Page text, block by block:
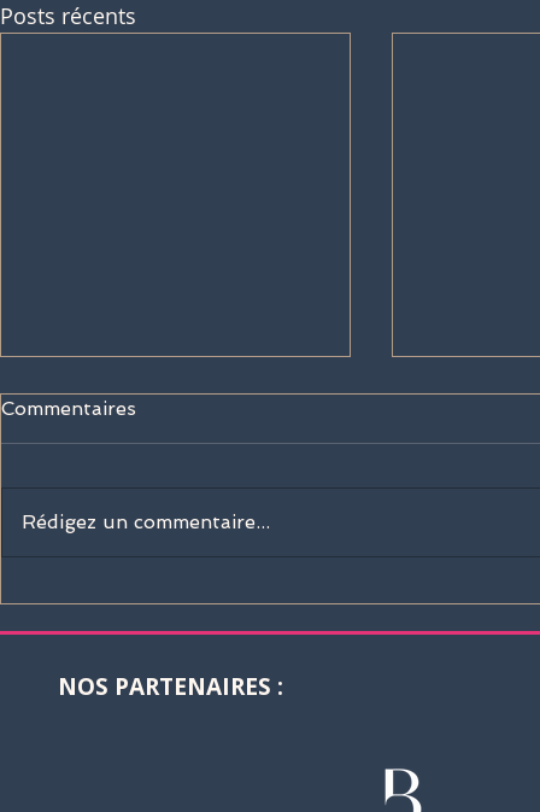
Posts récents
Commentaires
Rédigez un commentaire...
NOS PARTENAIRES :